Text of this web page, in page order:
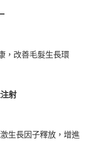
，改善毛髮生長環
射
激生長因子釋放，增進